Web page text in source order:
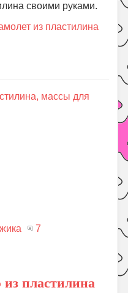
своими руками.
из пластилина
массы для
7
пластилина